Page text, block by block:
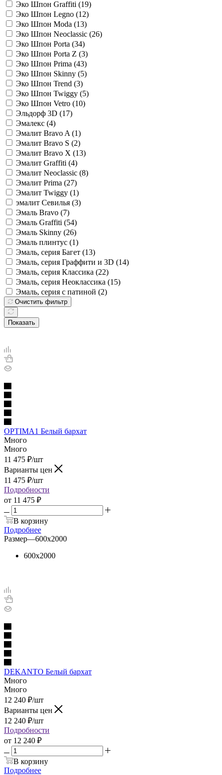
Эко Шпон Graffiti (19)
Эко Шпон Legno (12)
Эко Шпон Moda (13)
Эко Шпон Neoclassic (26)
Эко Шпон Porta (34)
Эко Шпон Porta Z (3)
Эко Шпон Prima (43)
Эко Шпон Skinny (5)
Эко Шпон Trend (3)
Эко Шпон Twiggy (5)
Эко Шпон Vetro (10)
Эльдорф 3D (17)
Эмалекс (4)
Эмалит Bravo A (1)
Эмалит Bravo S (2)
Эмалит Bravo X (13)
Эмалит Graffiti (4)
Эмалит Neoclassic (8)
Эмалит Prima (27)
Эмалит Twiggy (1)
эмалит Севилья (3)
Эмаль Bravo (7)
Эмаль Graffiti (54)
Эмаль Skinny (26)
Эмаль плинтус (1)
Эмаль, серия Багет (13)
Эмаль, серия Граффити и 3D (14)
Эмаль, серия Классика (22)
Эмаль, серия Неоклассика (15)
Эмаль, серия с патиной (2)
Очистить фильтр
Показать
OPTIMA1 Белый бархат
Много
Много
11 475 ₽/шт
Варианты цен
11 475 ₽/шт
Подробности
от 11 475 ₽
В корзину
Подробнее
Размер—600х2000
600х2000
DEKANTO Белый бархат
Много
Много
12 240 ₽/шт
Варианты цен
12 240 ₽/шт
Подробности
от 12 240 ₽
В корзину
Подробнее